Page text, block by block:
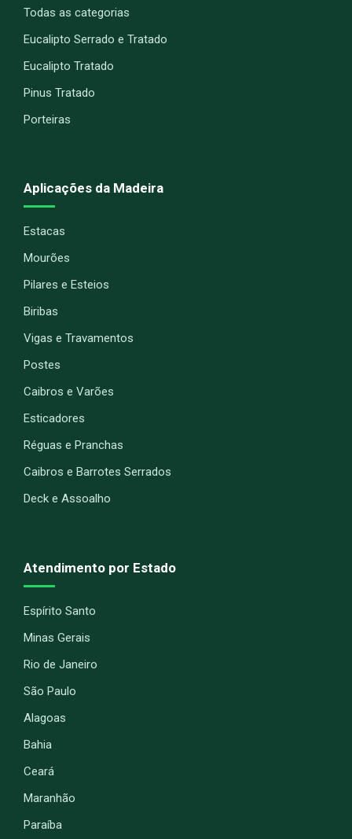
Todas as categorias
Eucalipto Serrado e Tratado
Eucalipto Tratado
Pinus Tratado
Porteiras
Aplicações da Madeira
Estacas
Mourões
Pilares e Esteios
Biribas
Vigas e Travamentos
Postes
Caibros e Varões
Esticadores
Réguas e Pranchas
Caibros e Barrotes Serrados
Deck e Assoalho
Atendimento por Estado
Espírito Santo
Minas Gerais
Rio de Janeiro
São Paulo
Alagoas
Bahia
Ceará
Maranhão
Paraíba